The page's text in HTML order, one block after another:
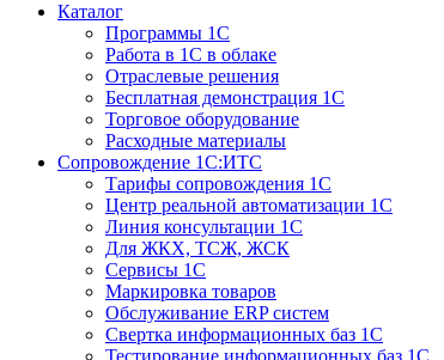
Каталог
Программы 1С
Работа в 1С в облаке
Отраслевые решения
Бесплатная демонстрация 1С
Торговое оборудование
Расходные материалы
Сопровождение 1С:ИТС
Тарифы сопровождения 1С
Центр реальной автоматизации 1С
Линия консультации 1С
Для ЖКХ, ТСЖ, ЖСК
Сервисы 1С
Маркировка товаров
Обслуживание ERP систем
Свертка информационных баз 1С
Тестирование информационных баз 1С